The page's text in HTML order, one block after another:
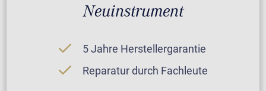
Neuinstrument
5 Jahre Herstellergarantie
Reparatur durch Fachleute